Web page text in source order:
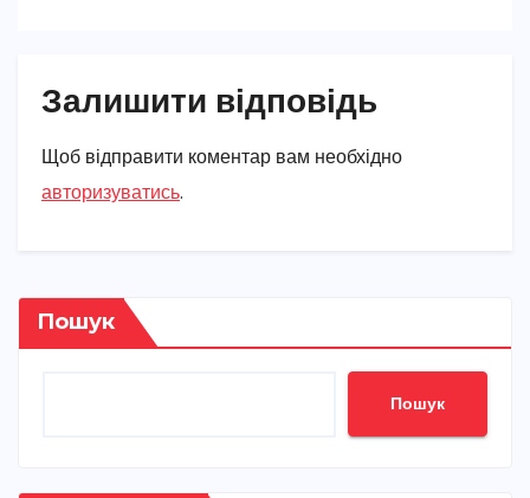
Залишити відповідь
Щоб відправити коментар вам необхідно
авторизуватись.
Пошук
Пошук